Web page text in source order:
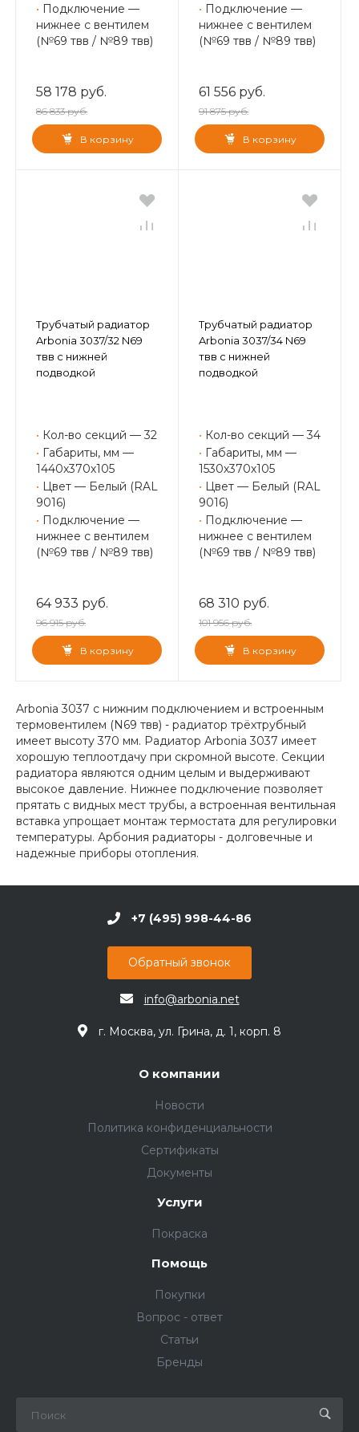
• Подключение —
нижнее с вентилем
(№69 твв / №89 твв)
58 178 руб.
86 833 руб.
В корзину
• Подключение —
нижнее с вентилем
(№69 твв / №89 твв)
61 556 руб.
91 875 руб.
В корзину
Трубчатый радиатор
Arbonia 3037/32 N69
твв с нижней
подводкой
• Кол-во секций — 32
• Габариты, мм —
1440х370х105
• Цвет — Белый (RAL
9016)
• Подключение —
нижнее с вентилем
(№69 твв / №89 твв)
64 933 руб.
96 915 руб.
В корзину
Трубчатый радиатор
Arbonia 3037/34 N69
твв с нижней
подводкой
• Кол-во секций — 34
• Габариты, мм —
1530х370х105
• Цвет — Белый (RAL
9016)
• Подключение —
нижнее с вентилем
(№69 твв / №89 твв)
68 310 руб.
101 956 руб.
В корзину
Arbonia 3037 с нижним подключением и встроенным
термовентилем (N69 твв) - радиатор трёхтрубный
имеет высоту 370 мм. Радиатор Arbonia 3037 имеет
хорошую теплоотдачу при скромной высоте. Секции
радиатора являются одним целым и выдерживают
высокое давление. Нижнее подключение позволяет
прятать с видных мест трубы, а встроенная вентильная
вставка упрощает монтаж термостата для регулировки
температуры. Арбония радиаторы - долговечные и
надежные приборы отопления.
+7 (495) 998-44-86
Обратный звонок
info@arbonia.net
г. Москва, ул. Грина, д. 1, корп. 8
О компании
Новости
Политика конфиденциальности
Сертификаты
Документы
Услуги
Покраска
Помощь
Покупки
Вопрос - ответ
Статьи
Бренды